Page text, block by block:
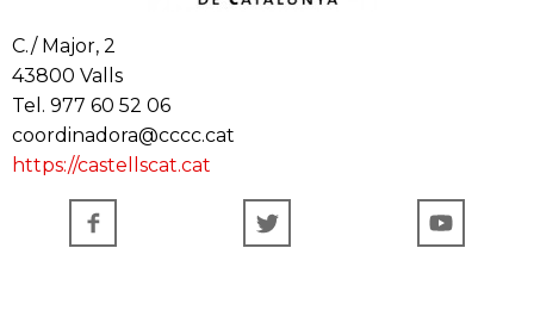
C./ Major, 2
43800 Valls
Tel. 977 60 52 06
coordinadora@cccc.cat
https://castellscat.cat